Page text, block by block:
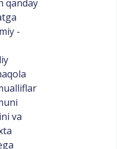
qanday
-
va